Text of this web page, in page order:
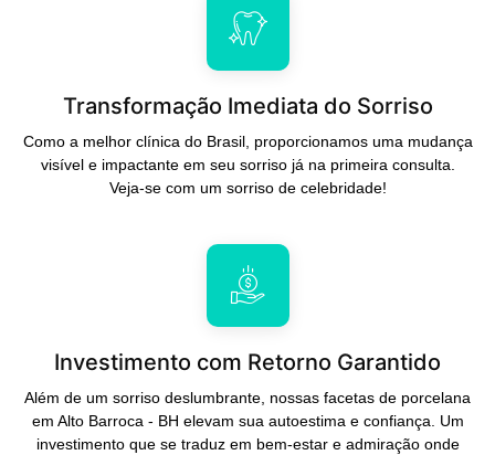
Transformação Imediata do Sorriso
Como a melhor clínica do Brasil, proporcionamos uma mudança
visível e impactante em seu sorriso já na primeira consulta.
Veja-se com um sorriso de celebridade!
Investimento com Retorno Garantido
Além de um sorriso deslumbrante, nossas facetas de porcelana
em Alto Barroca - BH elevam sua autoestima e confiança. Um
investimento que se traduz em bem-estar e admiração onde